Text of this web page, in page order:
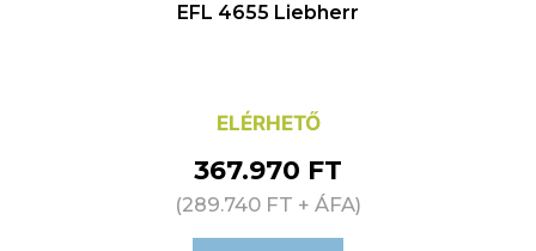
EFL 4655 Liebherr
ELÉRHETŐ
367.970 FT
(289.740 FT + ÁFA)